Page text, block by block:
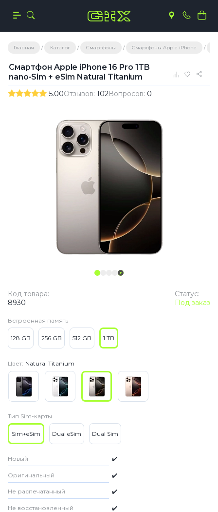
Главная Каталог Смартфоны Смартфоны Apple iPhone
Смартфон Apple iPhone 16 Pro 1TB
nano-Sim + eSim Natural Titanium
5.00Отзывов: 102Вопросов: 0
Статус:
Под заказ
Код товара:
8930
Встроенная память
128 GB 256 GB 512 GB 1 TB
Цвет: Natural Titanium
Тип Sim-карты
Sim+eSim Dual eSim Dual Sim
Новый ✔️
Оригинальный ✔️
Не распечатанный ✔️
Не восстановленный ✔️